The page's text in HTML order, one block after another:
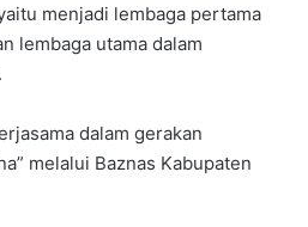
menjadi lembaga pertama
lembaga utama dalam
dalam gerakan
melalui Baznas Kabupaten